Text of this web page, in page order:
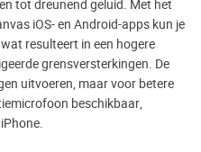
tot dreunend geluid. Met het
iOS- en Android-apps kun je
resulteert in een hogere
grensversterkingen. De
uitvoeren, maar voor betere
beschikbaar,